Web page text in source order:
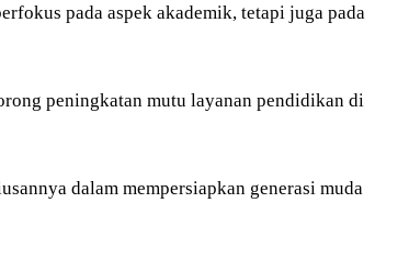
pada aspek akademik, tetapi juga pada
peningkatan mutu layanan pendidikan di
dalam mempersiapkan generasi muda